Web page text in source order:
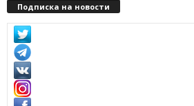
Подписка на новости